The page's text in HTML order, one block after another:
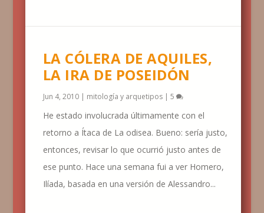
LA CÓLERA DE AQUILES,
LA IRA DE POSEIDÓN
Jun 4, 2010| mitología y arquetipos| 5
He estado involucrada últimamente con el
retorno a Ítaca de La odisea. Bueno: sería justo,
entonces, revisar lo que ocurrió justo antes de
ese punto. Hace una semana fui a ver Homero,
Ilíada, basada en una versión de Alessandro...